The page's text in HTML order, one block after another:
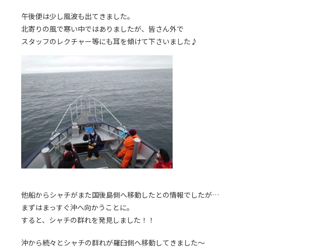
午後便は少し風波も出てきました。
北寄りの風で寒い中ではありましたが、皆さん外で
スタッフのレクチャー等にも耳を傾けて下さいました♪
他船からシャチがまた国後島側へ移動したとの情報でしたが…
まずはまっすぐ沖へ向かうことに。
すると、シャチの群れを発見しました！！
沖から続々とシャチの群れが羅臼側へ移動してきました～